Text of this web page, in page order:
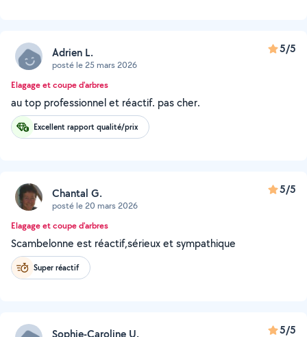
Adrien L.
posté le 25 mars 2026
5/5
Elagage et coupe d'arbres
au top professionnel et réactif. pas cher.
Excellent rapport qualité/prix
Chantal G.
posté le 20 mars 2026
5/5
Elagage et coupe d'arbres
Scambelonne est réactif,sérieux et sympathique
Super réactif
Sophie-Caroline U. 5/5